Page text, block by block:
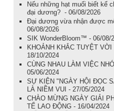
Nếu những hạt muối biết kể
đại dương? - 06/08/2026
Đại dương vừa nhận được
06/08/2026
SIK WonderBloom™ - 06/08/
KHOẢNH KHẮC TUYỆT
18/10/2024
CÙNG NHAU LÀM VIỆC
05/06/2024
SỰ KIỆN "NGÀY HỘI ĐỌC
LÀ NIỀM VUI - 27/05/2024
CHÀO MỪNG NGÀY GIẢI
TẾ LAO ĐỘNG - 16/04/2024